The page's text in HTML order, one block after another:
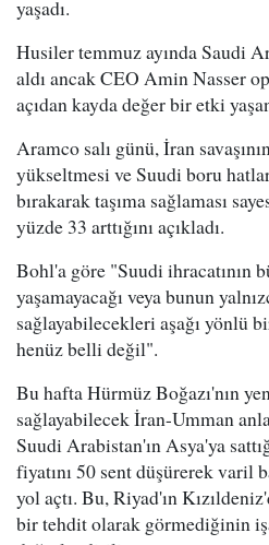
yaşadı.
Husiler temmuz ayında Saudi
aldı ancak CEO Amin Nasser
açıdan kayda değer bir etki
Aramco salı günü, İran
yükseltmesi ve Suudi boru
bırakarak taşıma sağlaması
yüzde 33 arttığını açıkladı.
Bohl'a göre "Suudi ihracatının
yaşamayacağı veya bunun
sağlayabilecekleri aşağı yönlü
henüz belli değil".
Bu hafta Hürmüz Boğazı'nın
sağlayabilecek İran-Umman
Suudi Arabistan'ın Asya'ya
fiyatını 50 sent düşürerek varil
yol açtı. Bu, Riyad'ın
bir tehdit olarak görmediğinin